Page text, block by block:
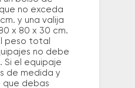
no exceda
y una valija
x 80 x 30 cm.
peso total
no debe
Si el equipaje
de medida y
que debas